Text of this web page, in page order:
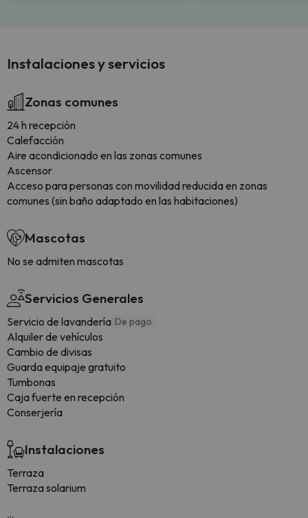
Instalaciones y servicios
Zonas comunes
24 h recepción
Calefacción
Aire acondicionado en las zonas comunes
Ascensor
Acceso para personas con movilidad reducida en zonas
comunes (sin baño adaptado en las habitaciones)
Mascotas
No se admiten mascotas
Servicios Generales
Servicio de lavandería De pago
Alquiler de vehículos
Cambio de divisas
Guarda equipaje gratuito
Tumbonas
Caja fuerte en recepción
Conserjería
Instalaciones
Terraza
Terraza solarium